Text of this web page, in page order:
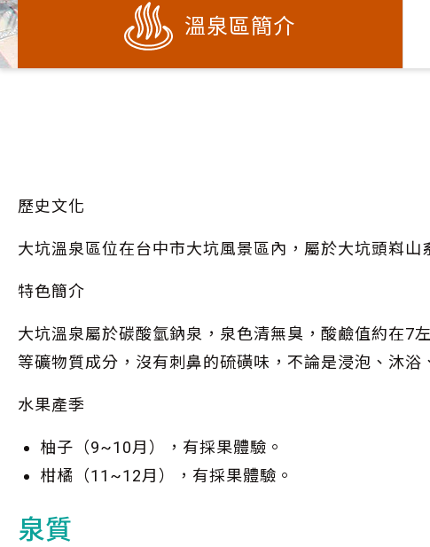
溫泉區簡介
歷史文化
大坑溫泉區位在台中市大坑風景區內，屬於大坑頭嵙
特色簡介
大坑溫泉屬於碳酸氫鈉泉，泉色清無臭，酸鹼值約在
等礦物質成分，沒有刺鼻的硫磺味，不論是浸泡、沐
水果產季
柚子（9~10月），有採果體驗。
柑橘（11~12月），有採果體驗。
泉質